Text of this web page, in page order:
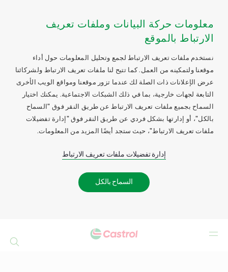
معلومات حركة البيانات وملفات تعريف
الارتباط بالموقع
نستخدم ملفات تعريف الارتباط لجمع وتحليل المعلومات حول أداء
موقعنا ولتمكينه من العمل. كما تتيح لنا ملفات تعريف الارتباط ولشركائنا
عرض الإعلانات ذات الصلة لك عندما تزور موقعنا ومواقع الويب الأخرى
التابعة لجهات خارجية، بما في ذلك الشبكات الاجتماعية. يمكنك اختيار
السماح بجميع ملفات تعريف الارتباط عن طريق النقر فوق "السماح
بالكل"، أو إدارتها بشكل فردي عن طريق النقر فوق "إدارة تفضيلات
ملفات تعريف الارتباط"، حيث ستجد أيضًا المزيد من المعلومات.
إدارة تفضيلات ملفات تعريف الارتباط
السماح بالكل